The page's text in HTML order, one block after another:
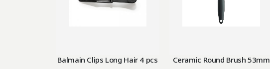
Balmain Clips Long Hair 4 pcs Ceramic Round Brush 53mm